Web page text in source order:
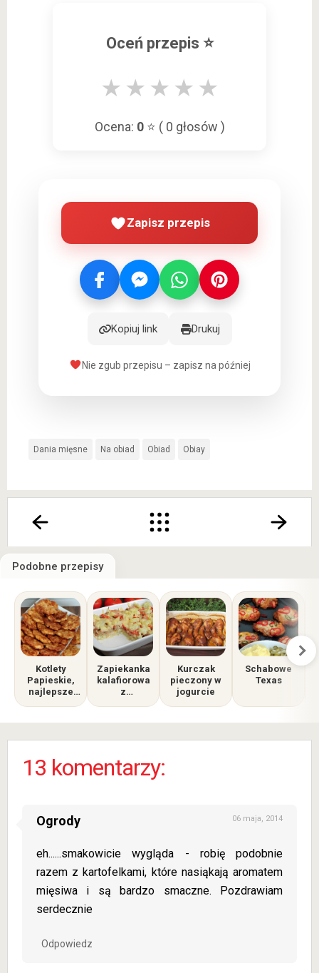
Oceń przepis ⭐
★ ★ ★ ★ ★
Ocena: 0⭐ ( 0 głosów )
Zapisz przepis
Kopiuj link Drukuj
Nie zgub przepisu – zapisz na później
Dania mięsne Na obiad Obiad Obiay
Podobne przepisy
Kotlety
Papieskie,
najlepsze
Znikają w
Zapiekanka
kalafiorowa
z
pomidorem i
Kurczak
pieczony w
jogurcie
Schabowe
Texas
13 komentarzy:
Ogrody 06 maja, 2014
eh......smakowicie wygląda - robię podobnie
razem z kartofelkami, które nasiąkają aromatem
mięsiwa i są bardzo smaczne. Pozdrawiam
serdecznie
Odpowiedz